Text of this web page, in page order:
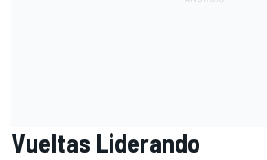
Vueltas Liderando